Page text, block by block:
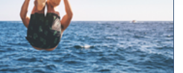
Par Le Figaro Nautisme
Samedi 13 juin 2026 à 18h32